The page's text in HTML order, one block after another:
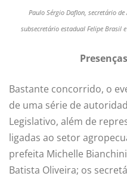
Paulo Sérgio Daflon, secretário de
subsecretário estadual Felipe Brasil
Bastante concorrido, o
de uma série de
Legislativo, além de
ligadas ao setor
prefeita Michelle
Batista Oliveira; os